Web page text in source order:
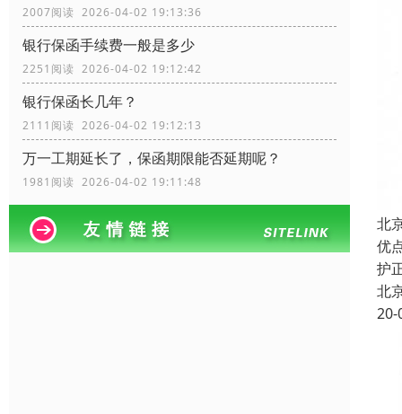
2007阅读 2026-04-02 19:13:36
银行保函手续费一般是多少
2251阅读 2026-04-02 19:12:42
银行保函长几年？
2111阅读 2026-04-02 19:12:13
万一工期延长了，保函期限能否延期呢？
1981阅读 2026-04-02 19:11:48
北
优
护
北
20-